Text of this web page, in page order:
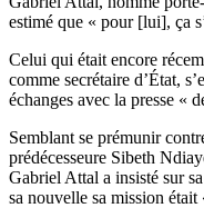
estimé que « pour [lui], ça
Celui qui était encore
comme secrétaire d’État,
échanges avec la presse «
Semblant se prémunir
prédécesseure Sibeth
Gabriel Attal a insisté sur
sa nouvelle sa mission était